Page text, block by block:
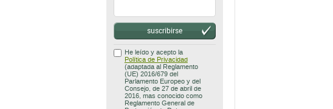
suscribirse
He leído y acepto la
Política de Privacidad
(adaptada al Reglamento
(UE) 2016/679 del
Parlamento Europeo y del
Consejo, de 27 de abril de
2016, mas conocido como
Reglamento General de